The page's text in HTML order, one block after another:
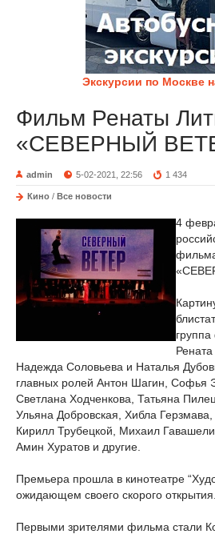
Экскурсии по Москве
Фильм Ренаты
«СЕВЕРНЫЙ
admin 5-02-2021, 22:56 1 434
Кино / Все новости
4
Надежда Соловьева и Наталья
главных ролей Антон Шагин, Софья
Светлана Ходченкова, Татьяна
Ульяна Добровская, Хибла
Кирилл Трубецкой, Михаил
Амин Хуратов и другие.
Премьера прошла в кинотеатре
ожидающем своего скорого открытия.
Первыми зрителями фильма стали